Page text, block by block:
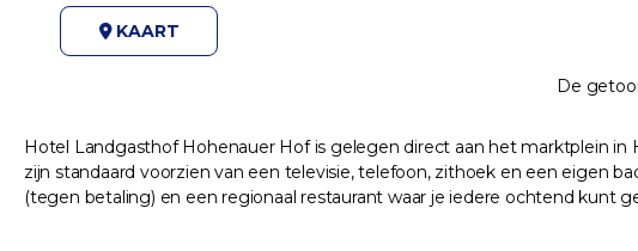
KAART
De
Hotel Landgasthof Hohenauer Hof is gelegen direct aan het marktplein
zijn standaard voorzien van een televisie, telefoon, zithoek en een eigen
(tegen betaling) en een regionaal restaurant waar je iedere ochtend